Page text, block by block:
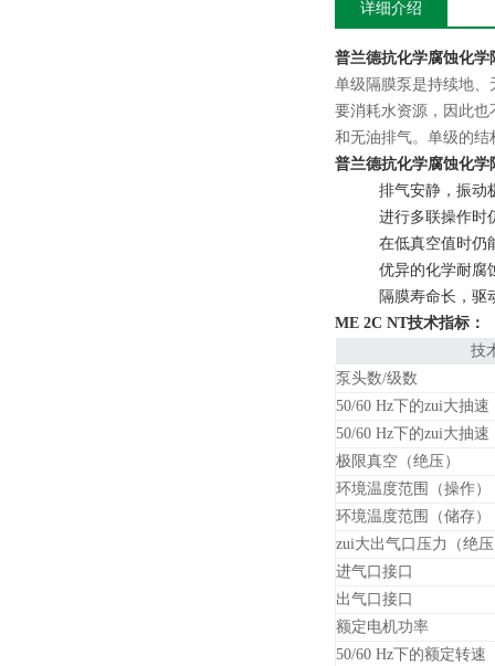
详细介绍
普兰德抗化学腐蚀化
单级隔膜泵是持续地
要消耗水资源，因此
和无油排气。单级的结
普兰德抗化学腐蚀化
排气安静，振动
进行多联操作时
在低真空值时仍
优异的化学耐腐
隔膜寿命长，驱
ME 2C NT技术指标：
技
泵头数/级数
50/60 Hz下的zui大抽速
50/60 Hz下的zui大抽速
极限真空（绝压）
环境温度范围（操作）
环境温度范围（储存）
zui大出气口压力（绝
进气口接口
出气口接口
额定电机功率
50/60 Hz下的额定转速